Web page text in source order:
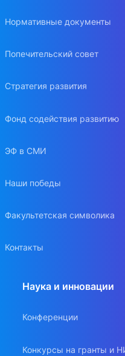
Нормативные документы
Попечительский совет
Стратегия развития
Фонд содействия развитию
ЭФ в СМИ
Наши победы
Факультетская символика
Контакты
Наука и инновации
Конференции
Конкурсы на гранты и